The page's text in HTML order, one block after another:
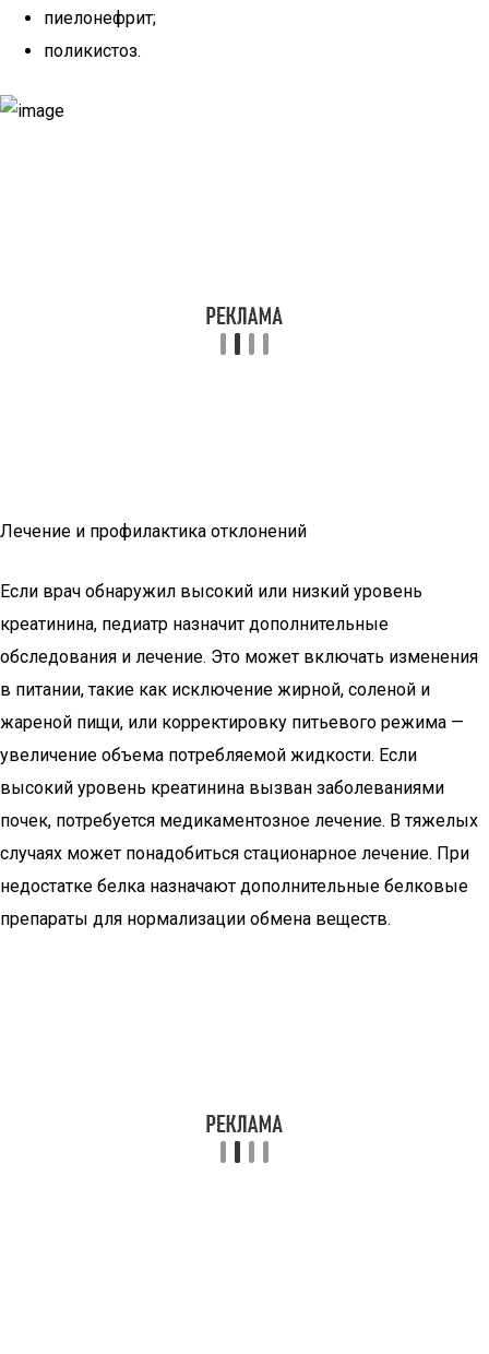
пиелонефрит;
поликистоз.
Лечение и профилактика отклонений
Если врач обнаружил высокий или низкий уровень
креатинина, педиатр назначит дополнительные
обследования и лечение. Это может включать изменения
в питании, такие как исключение жирной, соленой и
жареной пищи, или корректировку питьевого режима —
увеличение объема потребляемой жидкости. Если
высокий уровень креатинина вызван заболеваниями
почек, потребуется медикаментозное лечение. В тяжелых
случаях может понадобиться стационарное лечение. При
недостатке белка назначают дополнительные белковые
препараты для нормализации обмена веществ.